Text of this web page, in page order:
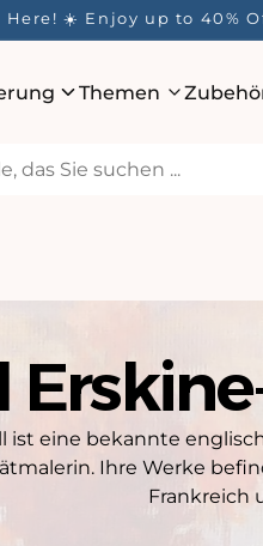
☀️ Enjoy up to 40%
Themen
ist eine bekannte
Ihre Werke
Frankreich